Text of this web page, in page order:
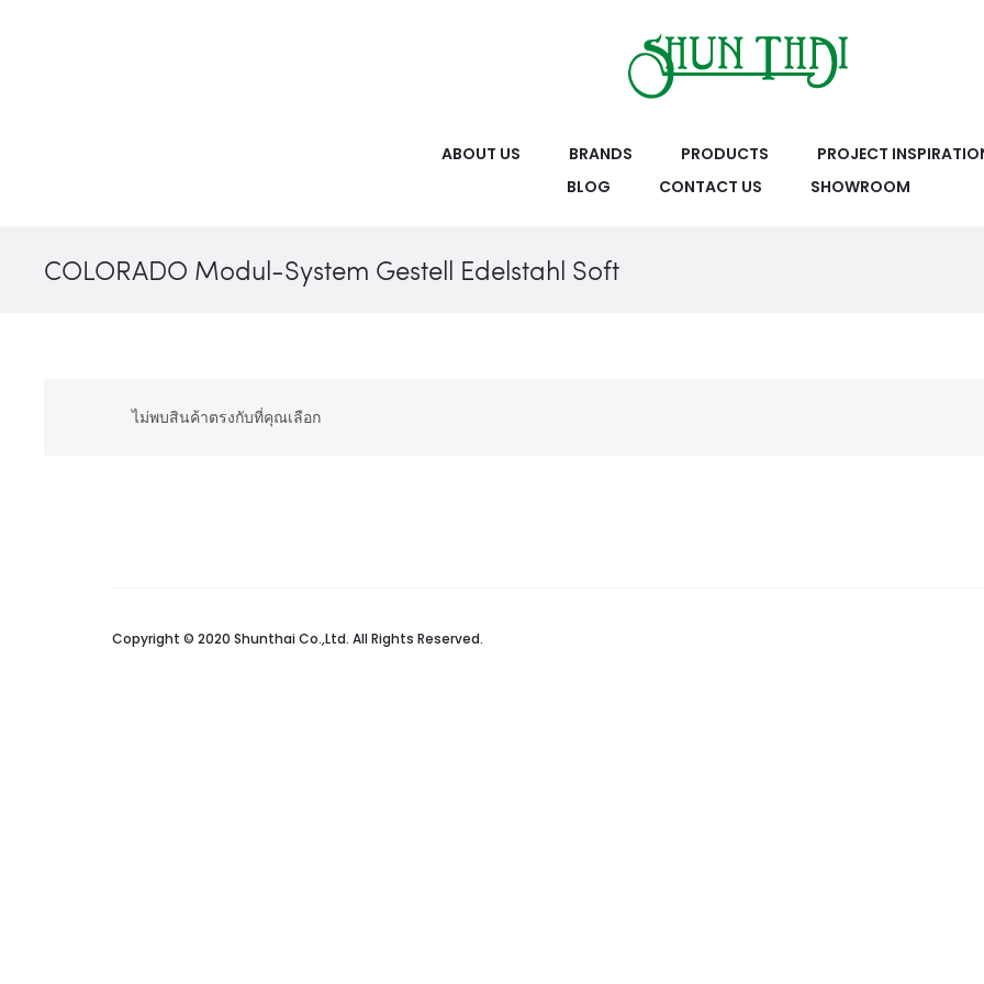
ABOUT US BRANDS PRODUCTS
PROJECT
BLOG
CONTACT US SHOWROOM
COLORADO Modul-System Gestell Edelstahl Soft
ไม่พบสินค้าตรงกับที่คุณเลือก
Copyright © 2020 Shunthai Co.,Ltd. All Rights Reserved.